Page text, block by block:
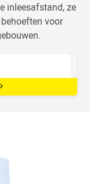
inleesafstand, ze
voor